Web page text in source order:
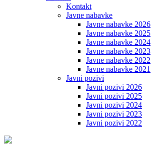
Kontakt
Javne nabavke
Javne nabavke 2026
Javne nabavke 2025
Javne nabavke 2024
Javne nabavke 2023
Javne nabavke 2022
Javne nabavke 2021
Javni pozivi
Javni pozivi 2026
Javni pozivi 2025
Javni pozivi 2024
Javni pozivi 2023
Javni pozivi 2022